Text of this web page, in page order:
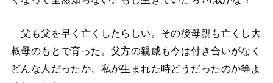
父も父を早く亡くしたらしい。その後母親も亡くし大
叔母のもとで育った。父方の親戚も今は付き合いがなく
どんな人だったか、私が生まれた時どうだったのか等よ